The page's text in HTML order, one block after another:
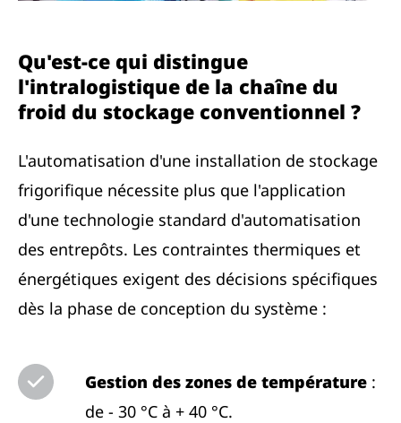
Qu'est-ce qui distingue
l'intralogistique de la chaîne du
froid du stockage conventionnel ?
L'automatisation d'une installation de stockage
frigorifique nécessite plus que l'application
d'une technologie standard d'automatisation
des entrepôts. Les contraintes thermiques et
énergétiques exigent des décisions spécifiques
dès la phase de conception du système :
Gestion des zones de température :
de - 30 °C à + 40 °C.